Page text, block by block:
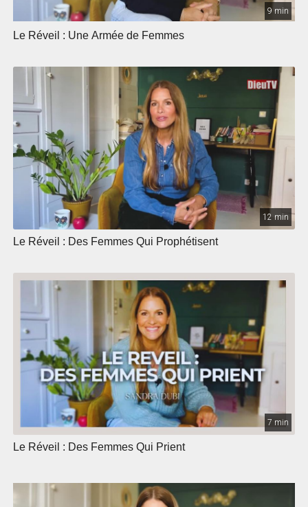
9 min
Le Réveil : Une Armée de Femmes
12 min
Le Réveil : Des Femmes Qui Prophétisent
7 min
Le Réveil : Des Femmes Qui Prient